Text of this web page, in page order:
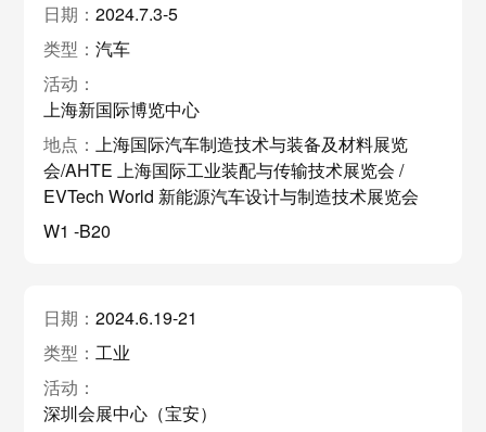
2024.7.3-5
汽车
上海新国际博览中心
上海国际汽车制造技术与装备及材料展览
会/AHTE 上海国际工业装配与传输技术展览会 /
EVTech World 新能源汽车设计与制造技术展览会
W1 -B20
2024.6.19-21
工业
深圳会展中心（宝安）